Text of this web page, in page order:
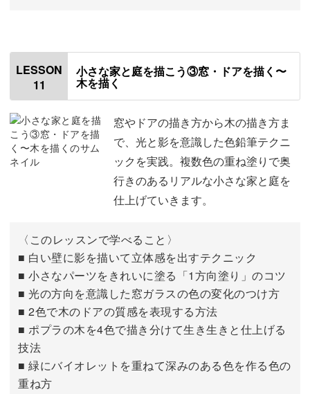
色を塗る順番について
花を描く
屋根を塗る 06:44
LESSON
11
小さな家と庭を描こう③窓・ドアを描く〜
木を描く
窓やドアの描き方から木の描き方ま
で、光と影を意識した色鉛筆テクニ
ックを実践。複数色の重ね塗りで奥
行きのあるリアルな小さな家と庭を
仕上げていきます。
〈このレッスンで学べること〉
■ 白い壁に影を描いて立体感を出すテクニック
■ 小さなパーツをきれいに塗る「1方向塗り」のコツ
■ 光の方向を意識した窓ガラスの色の変化のつけ方
■ 2色で木のドアの質感を表現する方法
■ ポプラの木を4色で描き分けて生き生きと仕上げる
技法
■ 緑にバイオレットを重ねて深みのある色を作る色の
重ね方